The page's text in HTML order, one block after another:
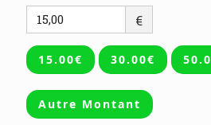
€
15.00€ 30.00€
Autre Montant